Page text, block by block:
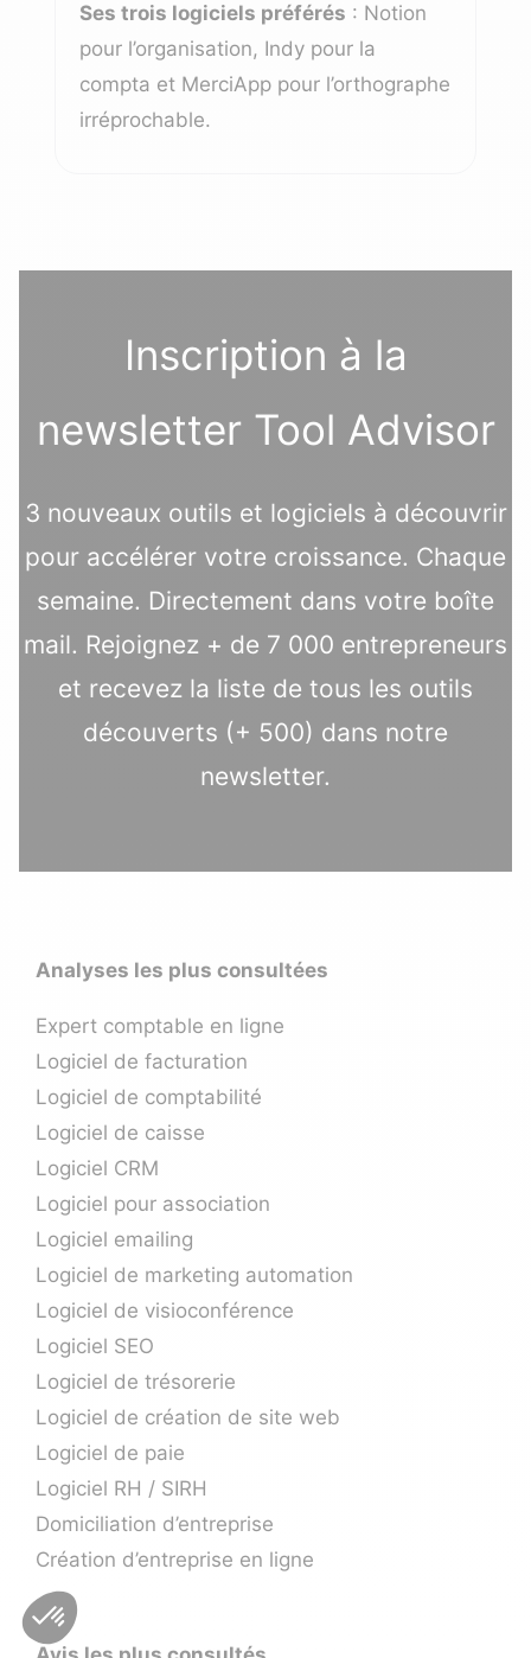
Ses trois logiciels préférés : Notion
pour l’organisation, Indy pour la
compta et MerciApp pour l’orthographe
irréprochable.
Inscription à la
newsletter Tool Advisor
3 nouveaux outils et logiciels à découvrir
pour accélérer votre croissance. Chaque
semaine. Directement dans votre boîte
mail. Rejoignez + de 7 000 entrepreneurs
et recevez la liste de tous les outils
découverts (+ 500) dans notre
newsletter.
Analyses les plus consultées
Expert comptable en ligne
Logiciel de facturation
Logiciel de comptabilité
Logiciel de caisse
Logiciel CRM
Logiciel pour association
Logiciel emailing
Logiciel de marketing automation
Logiciel de visioconférence
Logiciel SEO
Logiciel de trésorerie
Logiciel de création de site web
Logiciel de paie
Logiciel RH / SIRH
Domiciliation d’entreprise
Création d’entreprise en ligne